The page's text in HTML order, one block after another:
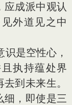
应成派中观认
外道见之中
是空性心，
执持蕴处界
到未来生。
细，即使是三